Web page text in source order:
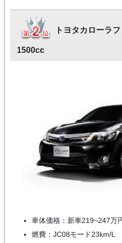
トヨタカローラ
1500cc
車体価格：新車219~247万
燃費：JC08モード23km/L